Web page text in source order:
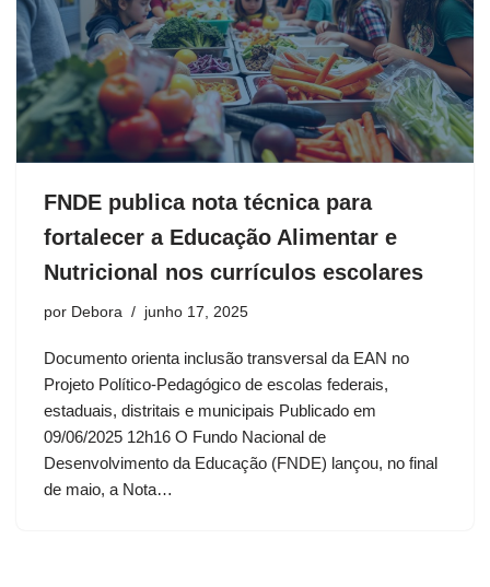
FNDE publica nota técnica para
fortalecer a Educação Alimentar e
Nutricional nos currículos escolares
por Debora junho 17, 2025
Documento orienta inclusão transversal da EAN no
Projeto Político-Pedagógico de escolas federais,
estaduais, distritais e municipais Publicado em
09/06/2025 12h16 O Fundo Nacional de
Desenvolvimento da Educação (FNDE) lançou, no final
de maio, a Nota…